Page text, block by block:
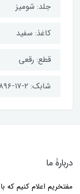
جلد: شومیز
کاغذ: سفید
قطع: رقعی
شابک: ۲-۱۷-۹۸۹۶-۶۰۰-۹۷۸
دربارۀ ما